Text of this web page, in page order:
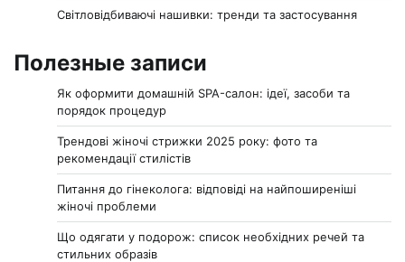
Світловідбиваючі нашивки: тренди та застосування
Полезные записи
Як оформити домашній SPA-салон: ідеї, засоби та
порядок процедур
Трендові жіночі стрижки 2025 року: фото та
рекомендації стилістів
Питання до гінеколога: відповіді на найпоширеніші
жіночі проблеми
Що одягати у подорож: список необхідних речей та
стильних образів